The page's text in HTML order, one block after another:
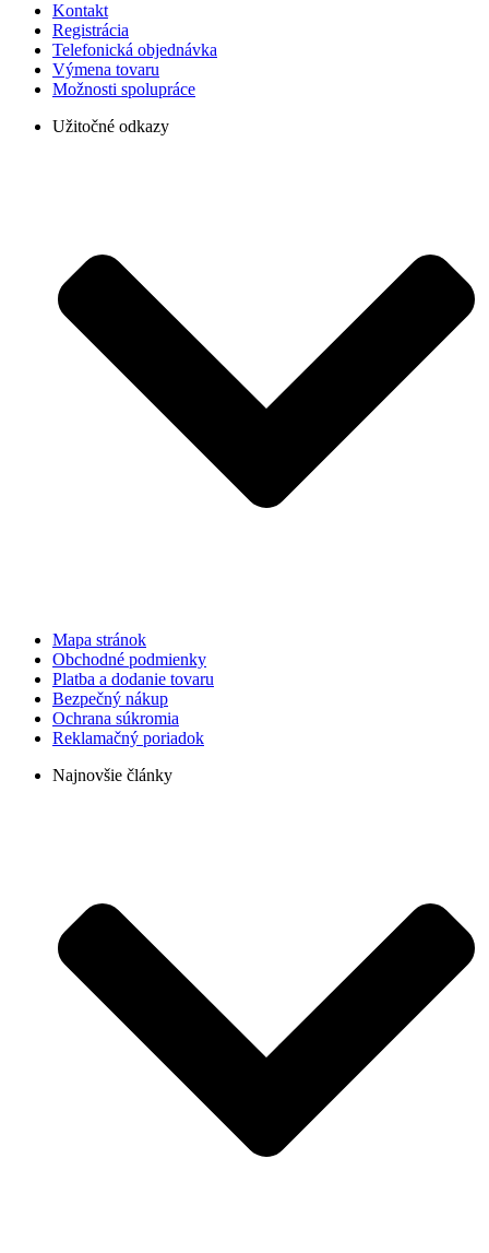
Kontakt
Registrácia
Telefonická objednávka
Výmena tovaru
Možnosti spolupráce
Užitočné odkazy
Mapa stránok
Obchodné podmienky
Platba a dodanie tovaru
Bezpečný nákup
Ochrana súkromia
Reklamačný poriadok
Najnovšie články